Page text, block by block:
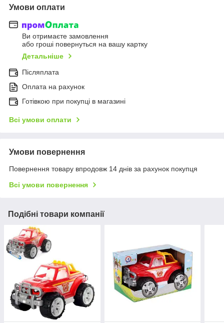
Умови оплати
Ви отримаєте замовлення
або гроші повернуться на вашу картку
Детальніше
Післяплата
Оплата на рахунок
Готівкою при покупці в магазині
Всі умови оплати
Умови повернення
Повернення товару впродовж 14 днів за рахунок покупця
Всі умови повернення
Подібні товари компанії